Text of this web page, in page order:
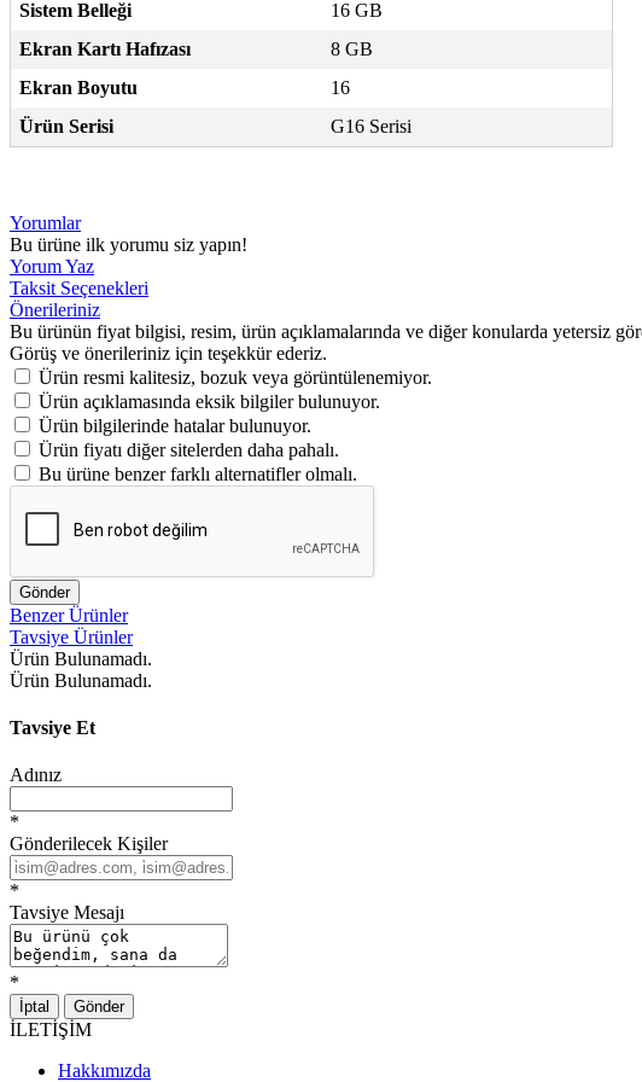
Sistem Belleği
16 GB
Ekran Kartı Hafızası
8 GB
Ekran Boyutu
16
Ürün Serisi
G16 Serisi
Yorumlar
Bu ürüne ilk yorumu siz yapın!
Yorum Yaz
Taksit Seçenekleri
Önerileriniz
Bu ürünün fiyat bilgisi, resim, ürün açıklamalarında ve diğer konularda yetersiz
Görüş ve önerileriniz için teşekkür ederiz.
Ürün resmi kalitesiz, bozuk veya görüntülenemiyor.
Ürün açıklamasında eksik bilgiler bulunuyor.
Ürün bilgilerinde hatalar bulunuyor.
Ürün fiyatı diğer sitelerden daha pahalı.
Bu ürüne benzer farklı alternatifler olmalı.
Gönder
Benzer Ürünler
Tavsiye Ürünler
Ürün Bulunamadı.
Ürün Bulunamadı.
Tavsiye Et
Adınız
*
Gönderilecek Kişiler
*
Tavsiye Mesajı
*
İptal Gönder
İLETİŞİM
Hakkımızda